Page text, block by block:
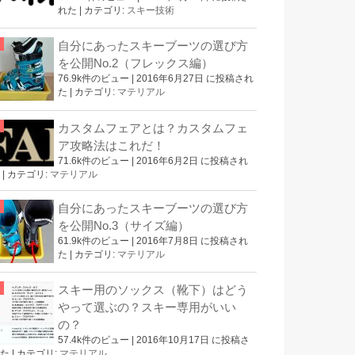
れた
カテゴリ: スキー技術
自分にあったスキーブーツの選び方
を公開No.2（フレックス編）
76.9k件のビュー
2016年6月27日 に投稿され
た
カテゴリ: マテリアル
カスタムフェアとは？カスタムフェ
ア攻略法はこれだ！
71.6k件のビュー | 2016年6月2日 に投稿され
| カテゴリ: マテリアル
自分にあったスキーブーツの選び方
を公開No.3（サイズ編）
61.9k件のビュー | 2016年7月8日 に投稿され
た | カテゴリ: マテリアル
スキー用のソックス（靴下）はどう
やって選ぶの？スキー専用がいい
の？
57.4k件のビュー
2016年10月17日 に投稿さ